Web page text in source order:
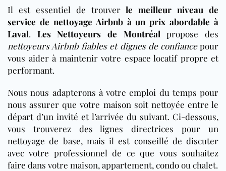
Il est essentiel de trouverle meilleur niveau de
service de nettoyage Airbnb à un prix abordable à
Laval. Les Nettoyeurs de Montréalpropose des
nettoyeurs Airbnb fiables et dignes de confiancepour
vous aider à maintenir votre espace locatif propre et
performant.
Nous nous adapterons à votre emploi du temps pour
nous assurer que votre maison soit nettoyée entre le
départ d’un invité et l’arrivée du suivant. Ci-dessous,
vous trouverez des lignes directrices pour un
nettoyage de base, mais il est conseillé de discuter
avec votre professionnel de ce que vous souhaitez
faire dans votre maison, appartement,condoou chalet.